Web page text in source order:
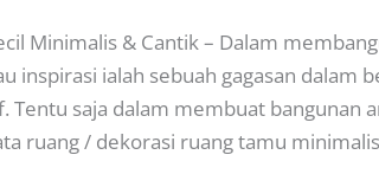
Minimalis & Cantik – Dalam
inspirasi ialah sebuah gagasan dalam
Tentu saja dalam membuat bangunan
ruang / dekorasi ruang tamu